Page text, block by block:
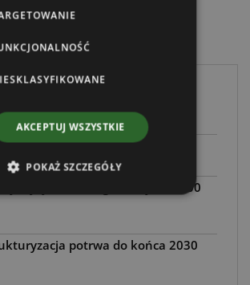
i rola rowów melioracyjnych w
wody
siły w systemie AllPro
wydajny traktor ogrodowy do 7000
potrwa do końca 2030
AKCEPTUJ WSZYSTKIE
POKAŻ SZCZEGÓŁY